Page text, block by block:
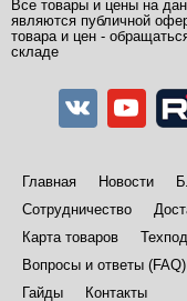
Все товары и цены на
являются публичной
товара и цен -
складе
Главная Новости
Сотрудничество
Карта товаров
Вопросы и ответы (FAQ)
Гайды
Контакты